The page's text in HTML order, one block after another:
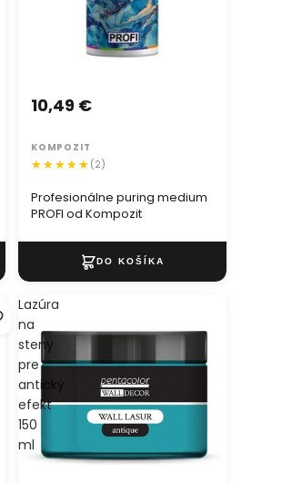
Profesionálne puring medium
PROFI od Kompozit
10,49 €
KOMPOZIT
(2)
Lazúra
na
steny
pre
antický
efekt
150
ml